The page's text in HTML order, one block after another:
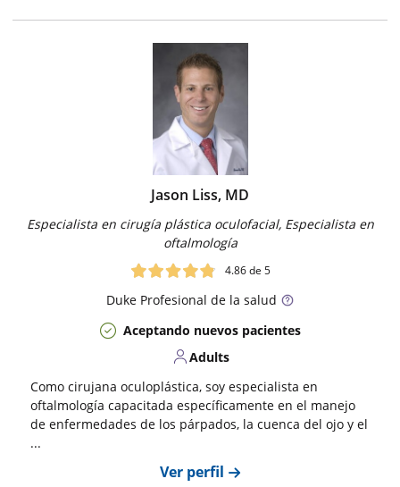
Jason Liss, MD
Especialista en cirugía plástica oculofacial, Especialista en
oftalmología
4.86de 5
Duke Profesional de la salud
Aceptando nuevos pacientes
Adults
Como cirujana oculoplástica, soy especialista en
oftalmología capacitada específicamente en el manejo
de enfermedades de los párpados, la cuenca del ojo y el
...
Ver perfil